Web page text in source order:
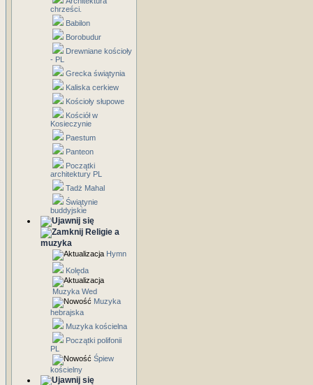
chrześci.
Babilon
Borobudur
Drewniane kościoły
- PL
Grecka świątynia
Kaliska cerkiew
Kościoły słupowe
Kościół w
Kosieczynie
Paestum
Panteon
Początki
architektury PL
Tadż Mahal
Świątynie
buddyjskie
Religie a
muzyka
Hymn
Kolęda
Muzyka Wed
Muzyka
hebrajska
Muzyka kościelna
Początki polifonii
PL
Śpiew
kościelny